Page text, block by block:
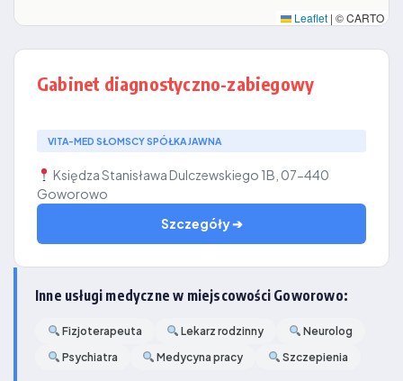
Leaflet | © CARTO
Gabinet diagnostyczno-zabiegowy
VITA-MED SŁOMSCY SPÓŁKA JAWNA
Księdza Stanisława Dulczewskiego 1B, 07-440
Goworowo
Szczegóły ➔
Inne usługi medyczne w miejscowości Goworowo:
Fizjoterapeuta Lekarz rodzinny
Neurolog
Psychiatra
Medycyna pracy Szczepienia